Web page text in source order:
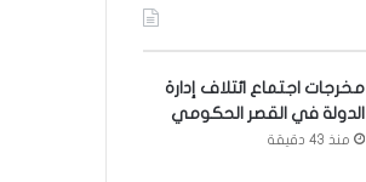
مخرجات اجتماع ائتلاف إدارة
الدولة في القصر الحكومي
منذ 43 دقيقة